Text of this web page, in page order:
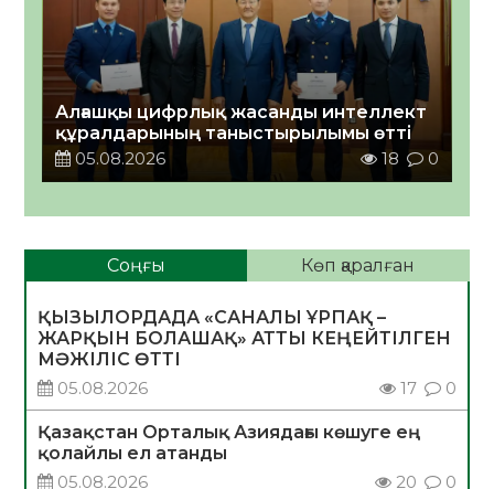
Алғашқы цифрлық жасанды интеллект
құралдарының таныстырылымы өтті
05.08.2026
18 0
Соңғы Көп қаралған
ҚЫЗЫЛОРДАДА «САНАЛЫ ҰРПАҚ –
ЖАРҚЫН БОЛАШАҚ» АТТЫ КЕҢЕЙТІЛГЕН
МӘЖІЛІС ӨТТІ
05.08.2026
17 0
Қазақстан Орталық Азиядағы көшуге ең
қолайлы ел атанды
05.08.2026
20 0